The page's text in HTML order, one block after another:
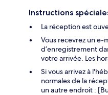
Instructions
La réception est
Vous recevrez un e-
d’enregistrement
votre arrivée. Les
Si vous arrivez à
normales de la
un autre endroit :